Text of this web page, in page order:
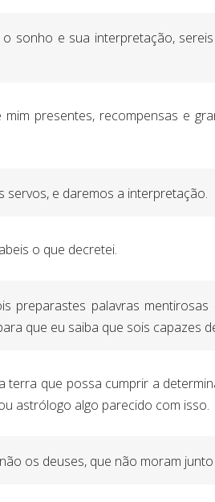
sonho e sua interpretação,
presentes, recompensas e
servos, e daremos a interpretação.
o que decretei.
preparastes palavras
que eu saiba que sois capazes
que possa cumprir a
astrólogo algo parecido com isso.
os deuses, que não moram